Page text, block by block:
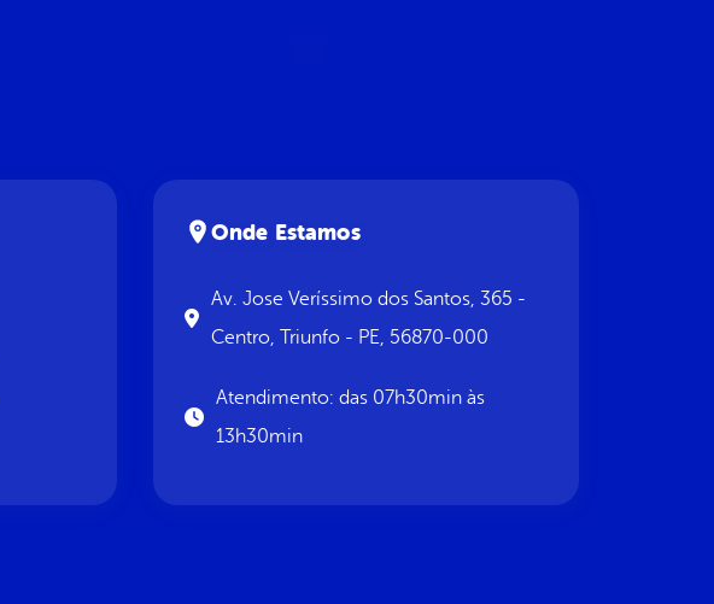
Onde Estamos
Av. Jose Veríssimo dos Santos, 365 -
Centro, Triunfo - PE, 56870-000
Atendimento: das 07h30min às
13h30min